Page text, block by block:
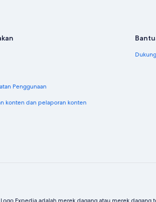
Penggunaan
konten dan pelaporan konten